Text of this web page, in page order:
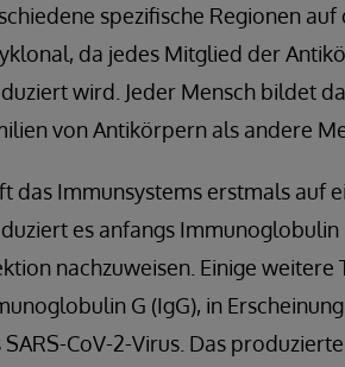
spezifische Regionen
da jedes Mitglied der
wird. Jeder Mensch bildet
von Antikörpern als andere
das Immunsystems erstmals auf
es anfangs Immunoglobulin
nachzuweisen. Einige
G (IgG), in
SARS-CoV-2-Virus. Das